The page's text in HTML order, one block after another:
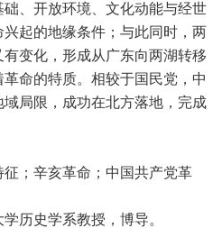
、开放环境、文化动能与经世
起的地缘条件；与此同时，两
变化，形成从广东向两湖转移
命的特质。相较于国民党，中
局限，成功在北方落地，完成
；辛亥革命；中国共产党革
历史学系教授，博导。